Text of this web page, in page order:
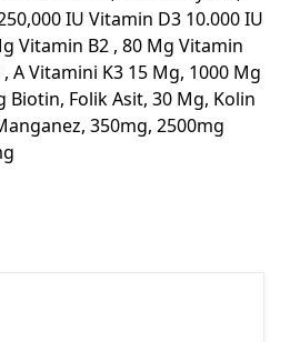
IU Vitamin D3 10.000 IU
Vitamin B2 , 80 Mg Vitamin
A Vitamini K3 15 Mg, 1000 Mg
Folik Asit, 30 Mg, Kolin
350mg, 2500mg